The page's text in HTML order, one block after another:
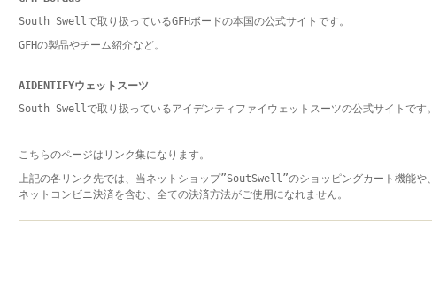
South Swellで取り扱っているGFHボードの本国の公式サイトです。
GFHの製品やチーム紹介など。
AIDENTIFYウェットスーツ
South Swellで取り扱っているアイデンティファイウェットスーツの公式サイトです。
こちらのページはリンク集になります。
上記の各リンク先では、当ネットショップ”SoutSwell”のショッピングカート機能や、
ネットコンビニ決済を含む、全ての決済方法がご使用になれません。